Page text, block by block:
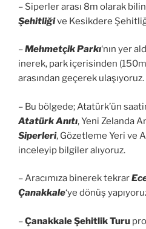
– Siperler arası 8m olarak
Şehitliğive Kesikdere
–Mehmetçik Parkı‘nın yer
inerek, park içerisinden
arasından geçerek ulaşıyoruz.
– Bu bölgede; Atatürk’ün
Atatürk Anıtı, Yeni Zelanda
Siperleri, Gözetleme Yeri ve
inceleyip bilgiler alıyoruz.
– Aracımıza binerek tekrar
Çanakkale‘ye dönüş
–Çanakkale Şehitlik Turu